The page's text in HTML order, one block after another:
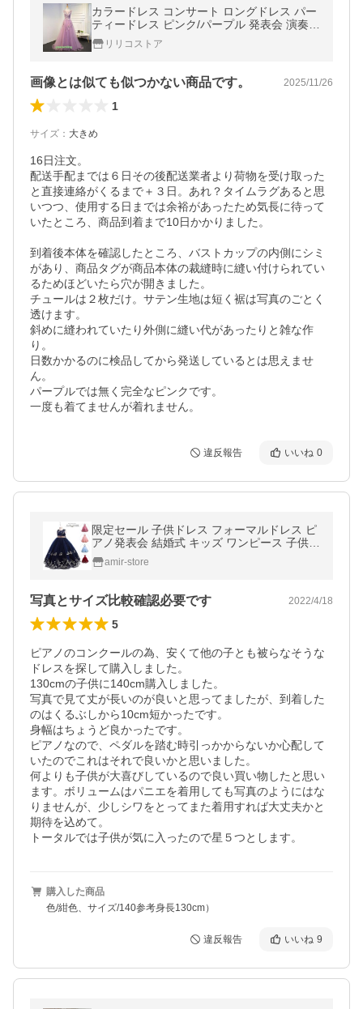
カラードレス コンサート ロングドレス パー
ティードレス ピンク/パープル 発表会 演奏会
ステージ コンクール イブニングドレス 袖な
し 花リリコストア
画像とは似ても似つかない商品です。 2025/11/26
1
サイズ ： 大きめ
16日注文。
配送手配までは６日その後配送業者より荷物を受け取った
と直接連絡がくるまで＋３日。あれ？タイムラグあると思
いつつ、使用する日までは余裕があったため気長に待って
いたところ、商品到着まで10日かかりました。
到着後本体を確認したところ、バストカップの内側にシミ
があり、商品タグが商品本体の裁縫時に縫い付けられてい
るためほどいたら穴が開きました。
チュールは２枚だけ。サテン生地は短く裾は写真のごとく
透けます。
斜めに縫われていたり外側に縫い代があったりと雑な作
り。
日数かかるのに検品してから発送しているとは思えませ
ん。
パープルでは無く完全なピンクです。
一度も着てませんが着れません。
違反報告 いいね 0
限定セール 子供ドレス フォーマルドレス ピ
アノ発表会 結婚式 キッズ ワンピース 子供服
女の子フラワーガール 花柄 演出服
amir-store
写真とサイズ比較確認必要です 2022/4/18
5
ピアノのコンクールの為、安くて他の子とも被らなそうな
ドレスを探して購入しました。
130cmの子供に140cm購入しました。
写真で見て丈が長いのが良いと思ってましたが、到着した
のはくるぶしから10cm短かったです。
身幅はちょうど良かったです。
ピアノなので、ペダルを踏む時引っかからないか心配して
いたのでこれはそれで良いかと思いました。
何よりも子供が大喜びしているので良い買い物したと思い
ます。ボリュームはパニエを着用しても写真のようにはな
りませんが、少しシワをとってまた着用すれば大丈夫かと
期待を込めて。
トータルでは子供が気に入ったので星５つとします。
購入した商品
色/紺色、サイズ/140参考身長130cm）
違反報告 いいね 9